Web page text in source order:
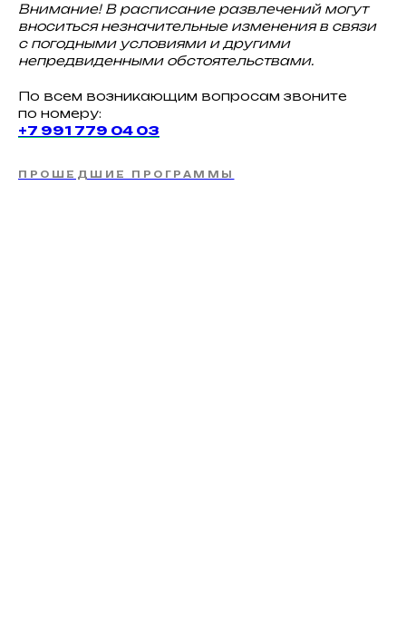
Внимание! В расписание развлечений могут
вноситься незначительные изменения в связи
с погодными условиями и другими
непредвиденными обстоятельствами.
По всем возникающим вопросам звоните
по номеру:
+7 991 779 04 03
ПРОШЕДШИЕ ПРОГРАММЫ